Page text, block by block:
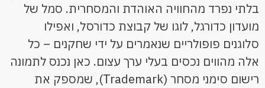
בלתי נפרד מהחוויה האוהדת והמסחרית. סמל של
מועדון כדורגל, לוגו של קבוצת כדורסל, ואפילו
סלוגנים פופולריים שנאמרים על ידי שחקנים – כל
אלה מהווים נכסים בעלי ערך עצום. כאן נכנס לתמונה
רישום סימני מסחר (Trademark), שמספק את